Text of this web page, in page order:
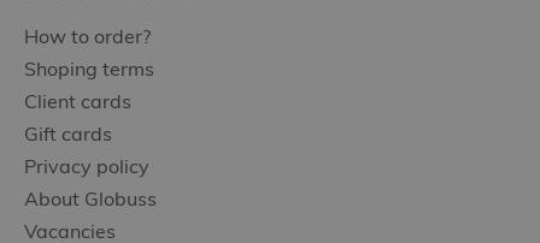
How to order?
Shoping terms
Client cards
Gift cards
Privacy policy
About Globuss
Vacancies